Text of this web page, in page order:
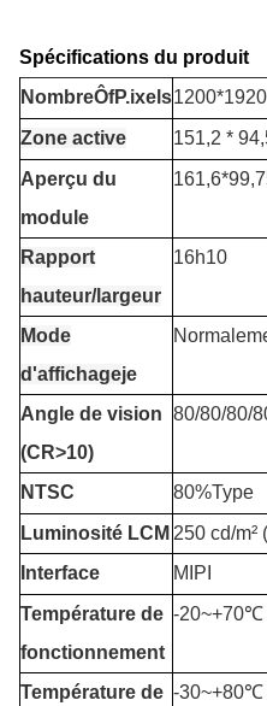
Spécifications du produit
NombreÔfP.ixels
Zone active
151,2 *
Aperçu du
module
Rapport
hauteur/largeur
16h10
Mode
d'affichageje
Angle de vision
(CR>10)
80/80/80/
NTSC
80%Type
Luminosité LCM 250 cd/m²
Interface
MIPI
Température de
fonctionnement
-20~+70℃
Température de -30~+80℃